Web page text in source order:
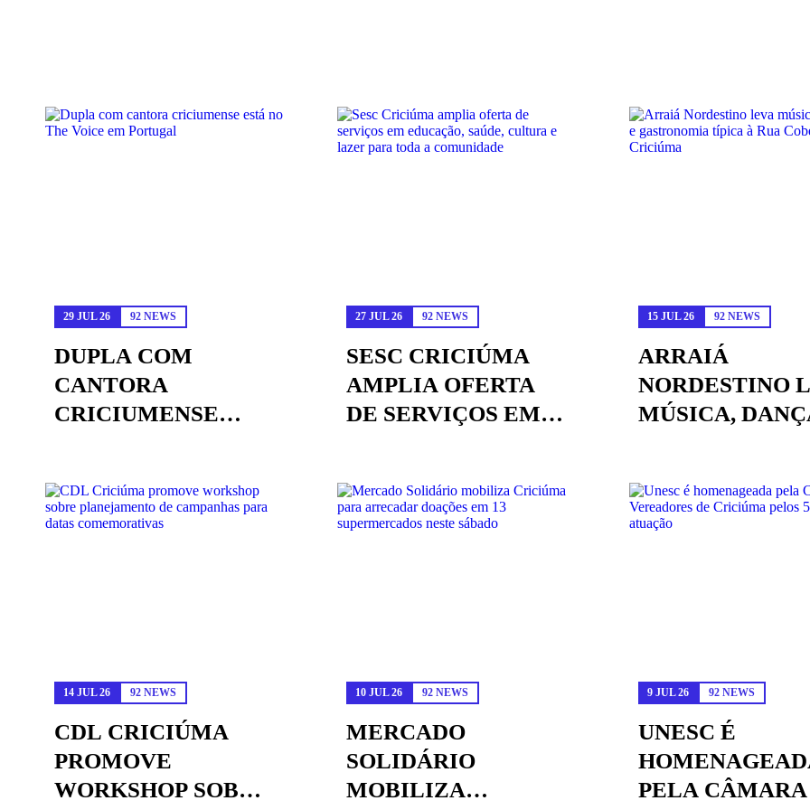
29 JUL 26 92 NEWS
DUPLA COM
CANTORA
CRICIUMENSE
27 JUL 26 92 NEWS
SESC CRICIÚMA
AMPLIA OFERTA
DE SERVIÇOS EM
15 JUL 26 92 NEWS
ARRAIÁ
NORDESTINO
MÚSICA,
14 JUL 26 92 NEWS
CDL CRICIÚMA
PROMOVE
WORKSHOP SOBRE
10 JUL 26 92 NEWS
MERCADO
SOLIDÁRIO
MOBILIZA
9 JUL 26 92 NEWS
UNESC É
PELA